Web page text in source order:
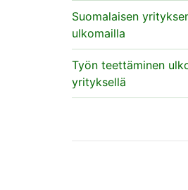
Suomalaisen
ulkomailla
Työn teettäminen
yrityksellä